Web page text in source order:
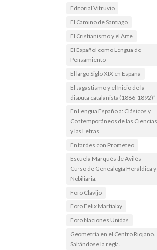
Editorial Vitruvio
El Camino de Santiago
El Cristianismo y el Arte
El Español como Lengua de
Pensamiento
El largo Siglo XIX en España
El sagastismo y el Inicio de la
disputa catalanista (1886-1892)”
En Lengua Española: Clásicos y
Contemporáneos de las Ciencias
y las Letras
En tardes con Prometeo
Escuela Marqués de Avilés -
Curso de Genealogía Heráldica y
Nobiliaria.
Foro Clavijo
Foro Felix Martialay
Foro Naciones Unidas
Geometría en el Centro Riojano.
Saltándose la regla.